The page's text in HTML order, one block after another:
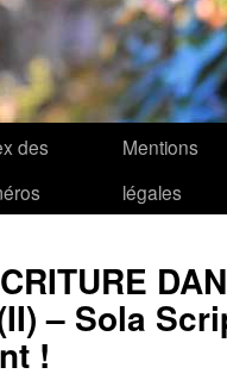
des
Mentions
légales
– Sola
!